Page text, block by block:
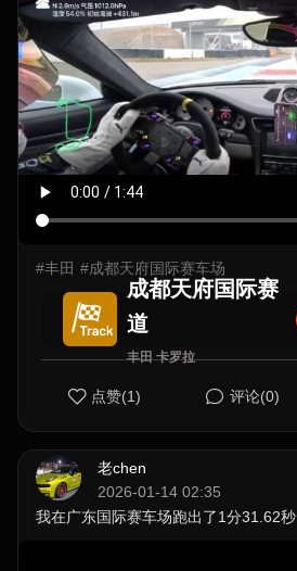
#丰田 #成都天府国际赛车场
成都天府国际赛
道
丰田 卡罗拉
点赞(1) 评论(0)
老chen
2026-01-14 02:35
我在广东国际赛车场跑出了1分31.62秒